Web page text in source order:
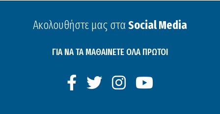
Ακολουθήστε μας στα Social Media
ΓΙΑ ΝΑ ΤΑ ΜΑΘΑΙΝΕΤΕ ΟΛΑ ΠΡΩΤΟΙ